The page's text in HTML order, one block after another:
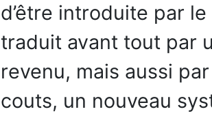
d’être introduite par
traduit avant tout par
revenu, mais aussi
couts, un nouveau